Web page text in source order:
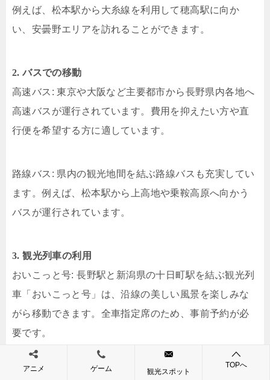
例えば、松本駅から大糸線を利用して穂高駅に向か
い、安曇野エリアを訪れることができます。​
2. バスでの移動
高速バス: 東京や大阪など主要都市から長野県内各地へ
高速バスが運行されています。​費用を抑えたい方や直
行便を希望する方に適しています。​
路線バス: 県内の観光地間を結ぶ路線バスも充実してい
ます。​例えば、松本駅から上高地や乗鞍高原へ向かう
バスが運行されています。​
3. 観光列車の利用
おいこっと号: 長野駅と新潟県の十日町駅を結ぶ観光列
車「おいこっと号」は、沿線の美しい風景を楽しみな
がら移動できます。​全車指定席のため、事前予約が必
要です。​
アニメ ゲーム 観光スポット
TOPへ